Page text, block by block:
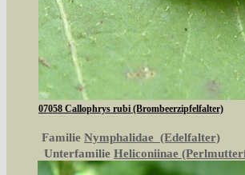
07058 Callophrys rubi (Brombeerzipfelfalter)
Familie Nymphalidae (Edelfalter)
Unterfamilie Heliconiinae